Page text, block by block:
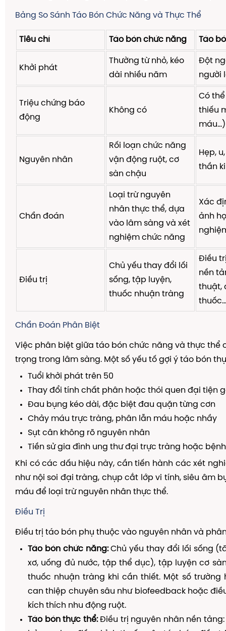
Bảng So Sánh Táo Bón Chức Năng và Thực Thể
Tiêu chí Táo bón chức năng Táo
Khởi phát
Thường từ nhỏ, kéo
dài nhiều năm
Đột
người
Triệu chứng báo
động
Không có
Có
thiếu
máu...)
Nguyên nhân
Rối loạn chức năng
vận động ruột, cơ
sàn chậu
Hẹp,
thần
Chẩn đoán
Loại trừ nguyên
nhân thực thể, dựa
vào lâm sàng và xét
nghiệm chức năng
Xác
ảnh
Điều trị
Chủ yếu thay đổi lối
sống, tập luyện,
thuốc nhuận tràng
Điều
nền
thuật,
Chẩn Đoán Phân Biệt
Việc phân biệt giữa táo bón chức năng và thực thể
trọng trong lâm sàng. Một số yếu tố gợi ý táo bón
Tuổi khởi phát trên 50
Thay đổi tính chất phân hoặc thói quen đại tiện
Đau bụng kéo dài, đặc biệt đau quặn từng cơn
Chảy máu trực tràng, phân lẫn máu hoặc nhầy
Sụt cân không rõ nguyên nhân
Tiền sử gia đình ung thư đại trực tràng hoặc
Khi có các dấu hiệu này, cần tiến hành các xét
như nội soi đại tràng, chụp cắt lớp vi tính, siêu âm
máu để loại trừ nguyên nhân thực thể.
Điều Trị
Điều trị táo bón phụ thuộc vào nguyên nhân và
Táo bón chức năng:Chủ yếu thay đổi lối sống
xơ, uống đủ nước, tập thể dục), tập luyện cơ
thuốc nhuận tràng khi cần thiết. Một số trường
can thiệp chuyên sâu như biofeedback hoặc
kích thích nhu động ruột.
Táo bón thực thể:Điều trị nguyên nhân nền